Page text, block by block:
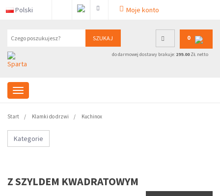
Polski Moje konto
SZUKAJ 0
do darmowej dostawy brakuje: 299.00ZŁ netto
Start Klamki do drzwi Kuchinox
Kategorie
Z SZYLDEM KWADRATOWYM